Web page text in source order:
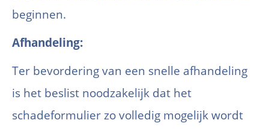
beginnen.
Afhandeling:
Ter bevordering van een snelle afhandeling
is het beslist noodzakelijk dat het
schadeformulier zo volledig mogelijk wordt